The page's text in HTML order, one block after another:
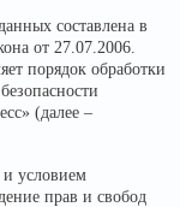
составлена в
от 27.07.2006.
порядок обработки
(далее –
условием
прав и свобод